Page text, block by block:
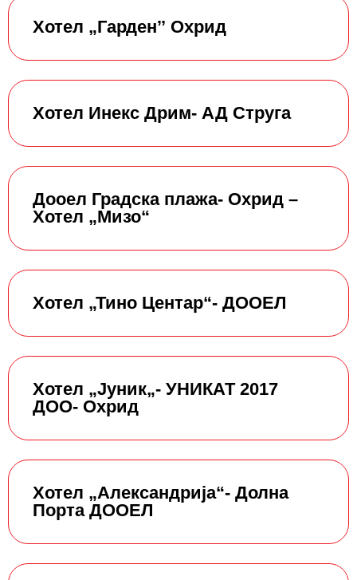
Хотел „Гарденˮ Охрид
Хотел Инекс Дрим- АД Струга
Дооел Градска плажа- Охрид –
Хотел „Мизо“
Хотел „Тино Центар“- ДООЕЛ
Хотел „Јуник„- УНИКАТ 2017
ДОО- Охрид
Хотел „Александрија“- Долна
Порта ДООЕЛ